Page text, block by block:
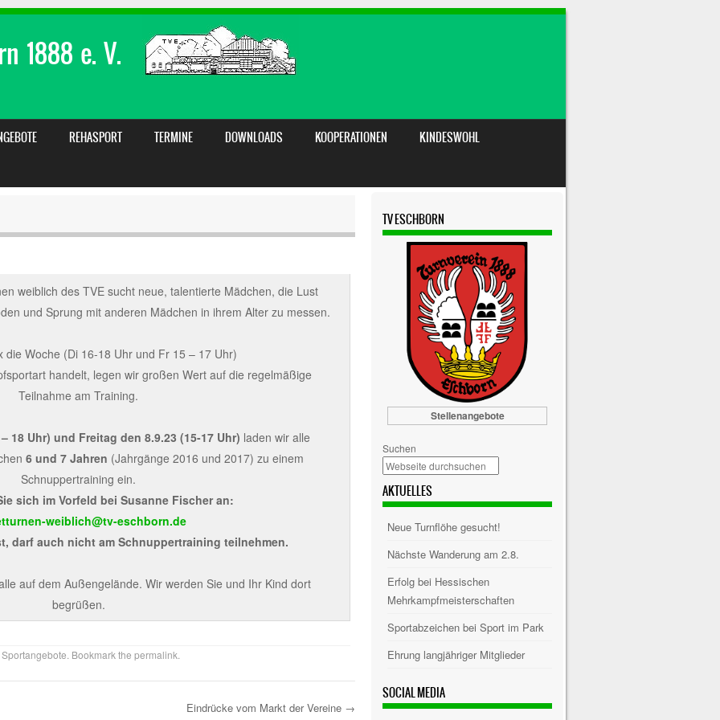
1888 e. V.
REHASPORT TERMINE DOWNLOADS KOOPERATIONEN
KINDESWOHL
weiblich des TVE sucht neue, talentierte Mädchen, die Lust
und Sprung mit anderen Mädchen in ihrem Alter zu messen.
die Woche (Di 16-18 Uhr und Fr 15 – 17 Uhr)
handelt, legen wir großen Wert auf die regelmäßige
Teilnahme am Training.
18 Uhr) und Freitag den 8.9.23 (15-17 Uhr) laden wir alle
6 und 7 Jahren (Jahrgänge 2016 und 2017) zu einem
Schnuppertraining ein.
sich im Vorfeld bei Susanne Fischer an:
weiblich@tv-eschborn.de
darf auch nicht am Schnuppertraining teilnehmen.
auf dem Außengelände. Wir werden Sie und Ihr Kind dort
begrüßen.
Sportangebote . Bookmark the permalink
Eindrücke vom Markt der Vereine →
TV ESCHBORN
Stellenangebote
Suchen
AKTUELLES
Neue Turnflöhe gesucht!
Nächste Wanderung am 2.8.
Erfolg bei Hessischen
Mehrkampfmeisterschaften
Sportabzeichen bei Sport im Park
Ehrung langjähriger Mitglieder
SOCIAL MEDIA